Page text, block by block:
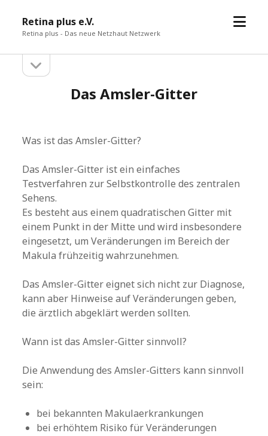
Retina plus e.V.
Retina plus - Das neue Netzhaut Netzwerk
Menü
Seitenleiste
öffnen
Das Amsler-Gitter
Was ist das Amsler-Gitter?
Das Amsler-Gitter ist ein einfaches
Testverfahren zur Selbstkontrolle des zentralen
Sehens.
Es besteht aus einem quadratischen Gitter mit
einem Punkt in der Mitte und wird insbesondere
eingesetzt, um Veränderungen im Bereich der
Makula frühzeitig wahrzunehmen.
Das Amsler-Gitter eignet sich nicht zur Diagnose,
kann aber Hinweise auf Veränderungen geben,
die ärztlich abgeklärt werden sollten.
Wann ist das Amsler-Gitter sinnvoll?
Die Anwendung des Amsler-Gitters kann sinnvoll
sein:
bei bekannten Makulaerkrankungen
bei erhöhtem Risiko für Veränderungen